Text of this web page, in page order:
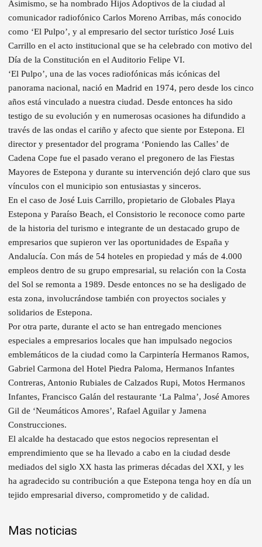
Asimismo, se ha nombrado Hijos Adoptivos de la ciudad al
comunicador radiofónico Carlos Moreno Arribas, más conocido
como ‘El Pulpo’, y al empresario del sector turístico José Luis
Carrillo en el acto institucional que se ha celebrado con motivo del
Día de la Constitución en el Auditorio Felipe VI.
‘El Pulpo’, una de las voces radiofónicas más icónicas del
panorama nacional, nació en Madrid en 1974, pero desde los cinco
años está vinculado a nuestra ciudad. Desde entonces ha sido
testigo de su evolución y en numerosas ocasiones ha difundido a
través de las ondas el cariño y afecto que siente por Estepona. El
director y presentador del programa ‘Poniendo las Calles’ de
Cadena Cope fue el pasado verano el pregonero de las Fiestas
Mayores de Estepona y durante su intervención dejó claro que sus
vínculos con el municipio son entusiastas y sinceros.
En el caso de José Luis Carrillo, propietario de Globales Playa
Estepona y Paraíso Beach, el Consistorio le reconoce como parte
de la historia del turismo e integrante de un destacado grupo de
empresarios que supieron ver las oportunidades de España y
Andalucía. Con más de 54 hoteles en propiedad y más de 4.000
empleos dentro de su grupo empresarial, su relación con la Costa
del Sol se remonta a 1989. Desde entonces no se ha desligado de
esta zona, involucrándose también con proyectos sociales y
solidarios de Estepona.
Por otra parte, durante el acto se han entregado menciones
especiales a empresarios locales que han impulsado negocios
emblemáticos de la ciudad como la Carpintería Hermanos Ramos,
Gabriel Carmona del Hotel Piedra Paloma, Hermanos Infantes
Contreras, Antonio Rubiales de Calzados Rupi, Motos Hermanos
Infantes, Francisco Galán del restaurante ‘La Palma’, José Amores
Gil de ‘Neumáticos Amores’, Rafael Aguilar y Jamena
Construcciones.
El alcalde ha destacado que estos negocios representan el
emprendimiento que se ha llevado a cabo en la ciudad desde
mediados del siglo XX hasta las primeras décadas del XXI, y les
ha agradecido su contribución a que Estepona tenga hoy en día un
tejido empresarial diverso, comprometido y de calidad.
Mas noticias